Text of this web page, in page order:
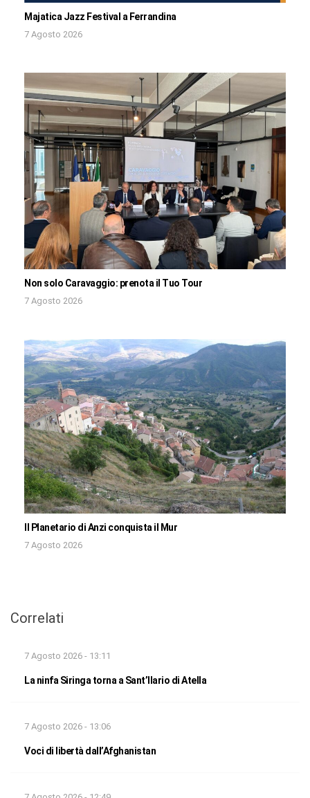
Majatica Jazz Festival a Ferrandina
7 Agosto 2026
Non solo Caravaggio: prenota il Tuo Tour
7 Agosto 2026
Il Planetario di Anzi conquista il Mur
7 Agosto 2026
Correlati
7 Agosto 2026 - 13:11
La ninfa Siringa torna a Sant’Ilario di Atella
7 Agosto 2026 - 13:06
Voci di libertà dall’Afghanistan